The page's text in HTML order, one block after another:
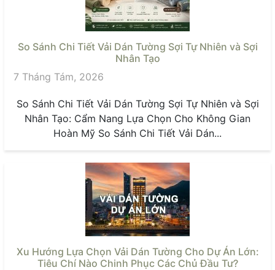
So Sánh Chi Tiết Vải Dán Tường Sợi Tự Nhiên và Sợi
Nhân Tạo
7 Tháng Tám, 2026
So Sánh Chi Tiết Vải Dán Tường Sợi Tự Nhiên và Sợi
Nhân Tạo: Cẩm Nang Lựa Chọn Cho Không Gian
Hoàn Mỹ So Sánh Chi Tiết Vải Dán...
Xu Hướng Lựa Chọn Vải Dán Tường Cho Dự Án Lớn:
Tiêu Chí Nào Chinh Phục Các Chủ Đầu Tư?